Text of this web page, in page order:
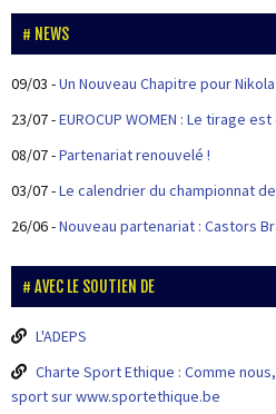
NEWS
09/03 -Un Nouveau Chapitre pour
23/07-EUROCUP WOMEN : Le tirage
08/07-Partenariat renouvelé !
03/07-Le calendrier du championnat
26/06-Nouveau partenariat : Castors
AVEC LE SOUTIEN DE
L'ADEPS
Charte Sport Ethique : Comme
sport sur www.sportethique.be